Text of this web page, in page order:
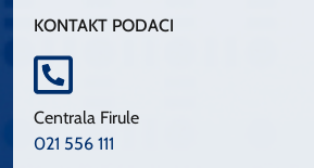
KONTAKT PODACI
Centrala Firule
021 556 111